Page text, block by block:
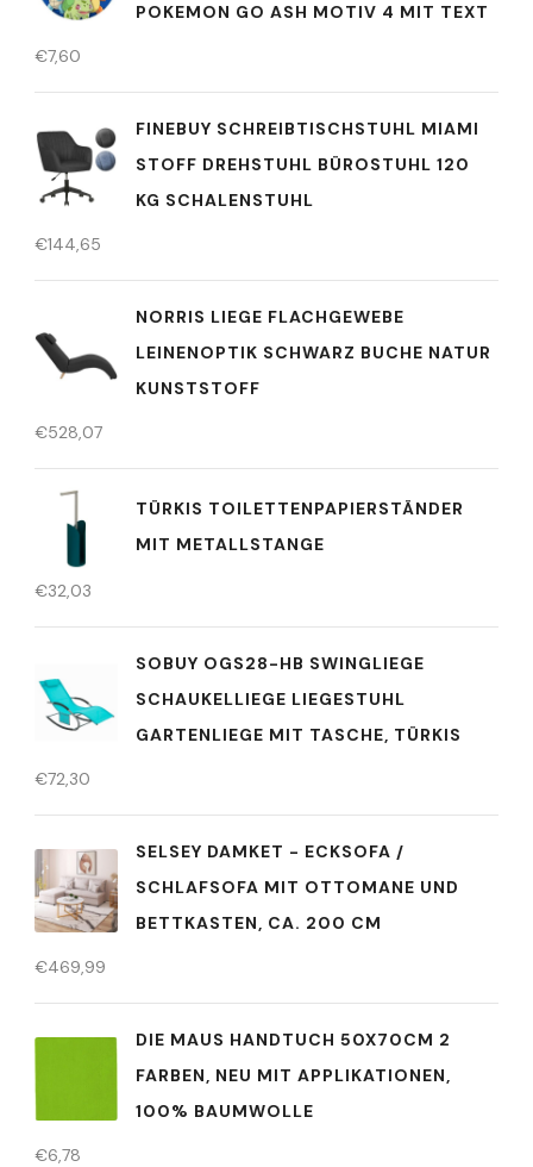
POKEMON GO ASH MOTIV 4 MIT TEXT
€7,60
FINEBUY SCHREIBTISCHSTUHL MIAMI
STOFF DREHSTUHL BÜROSTUHL 120
KG SCHALENSTUHL
€144,65
NORRIS LIEGE FLACHGEWEBE
LEINENOPTIK SCHWARZ BUCHE NATUR
KUNSTSTOFF
€528,07
TÜRKIS TOILETTENPAPIERSTÄNDER
MIT METALLSTANGE
€32,03
SOBUY OGS28-HB SWINGLIEGE
SCHAUKELLIEGE LIEGESTUHL
GARTENLIEGE MIT TASCHE, TÜRKIS
€72,30
SELSEY DAMKET - ECKSOFA /
SCHLAFSOFA MIT OTTOMANE UND
BETTKASTEN, CA. 200 CM
€469,99
DIE MAUS HANDTUCH 50X70CM 2
FARBEN, NEU MIT APPLIKATIONEN,
100% BAUMWOLLE
€6,78